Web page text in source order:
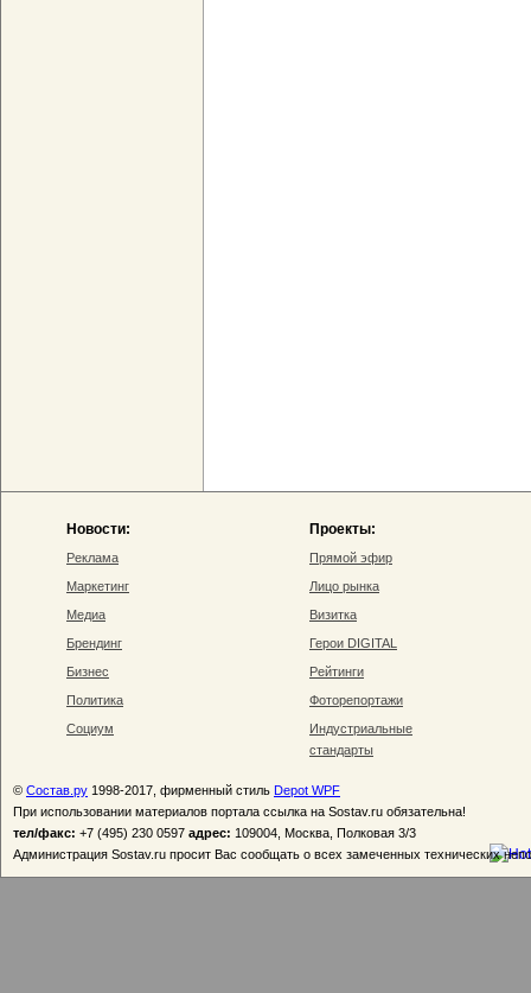
Новости:
Реклама
Маркетинг
Медиа
Брендинг
Бизнес
Политика
Социум
Проекты:
Прямой эфир
Лицо рынка
Визитка
Герои DIGITAL
Рейтинги
Фоторепортажи
Индустриальные
стандарты
© Состав.ру 1998-2017, фирменный стиль Depot WPF
При использовании материалов портала ссылка на Sostav.ru обязательна!
тел/факс: +7 (495) 230 0597 адрес: 109004, Москва, Полковая 3/3
Администрация Sostav.ru просит Вас сообщать о всех замеченных технических